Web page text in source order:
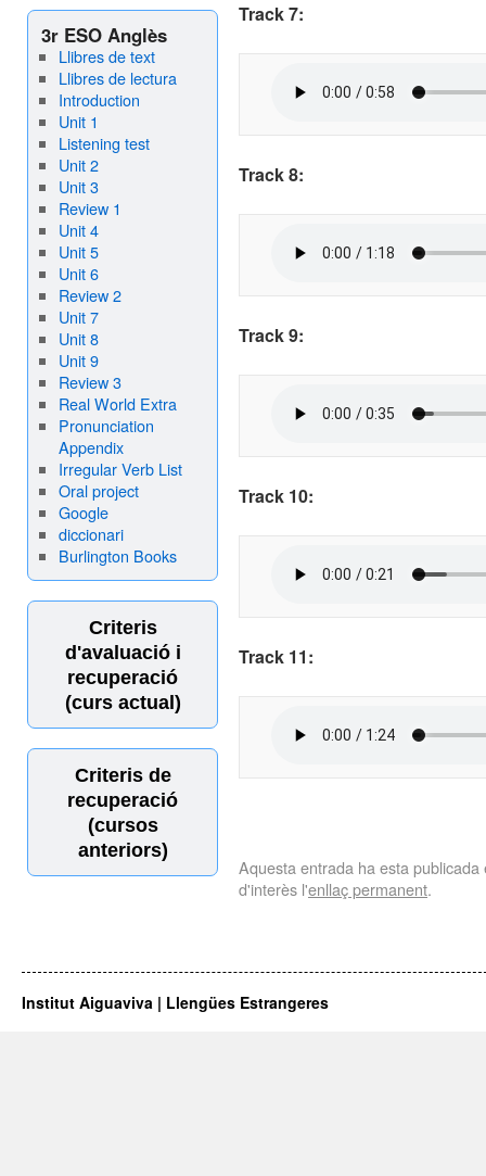
3r ESO Anglès
Llibres de text
Llibres de lectura
Introduction
Unit 1
Listening test
Unit 2
Unit 3
Review 1
Unit 4
Unit 5
Unit 6
Review 2
Unit 7
Unit 8
Unit 9
Review 3
Real World Extra
Pronunciation
Appendix
Irregular Verb List
Oral project
Google
diccionari
Burlington Books
Criteris
d'avaluació i
recuperació
(curs actual)
Criteris de
recuperació
(cursos
anteriors)
Track 7:
Track 8:
Track 9:
Track 10:
Track 11:
Aquesta entrada ha esta
d'interès l'enllaç permanent.
Institut Aiguaviva | Llengües Estrangeres